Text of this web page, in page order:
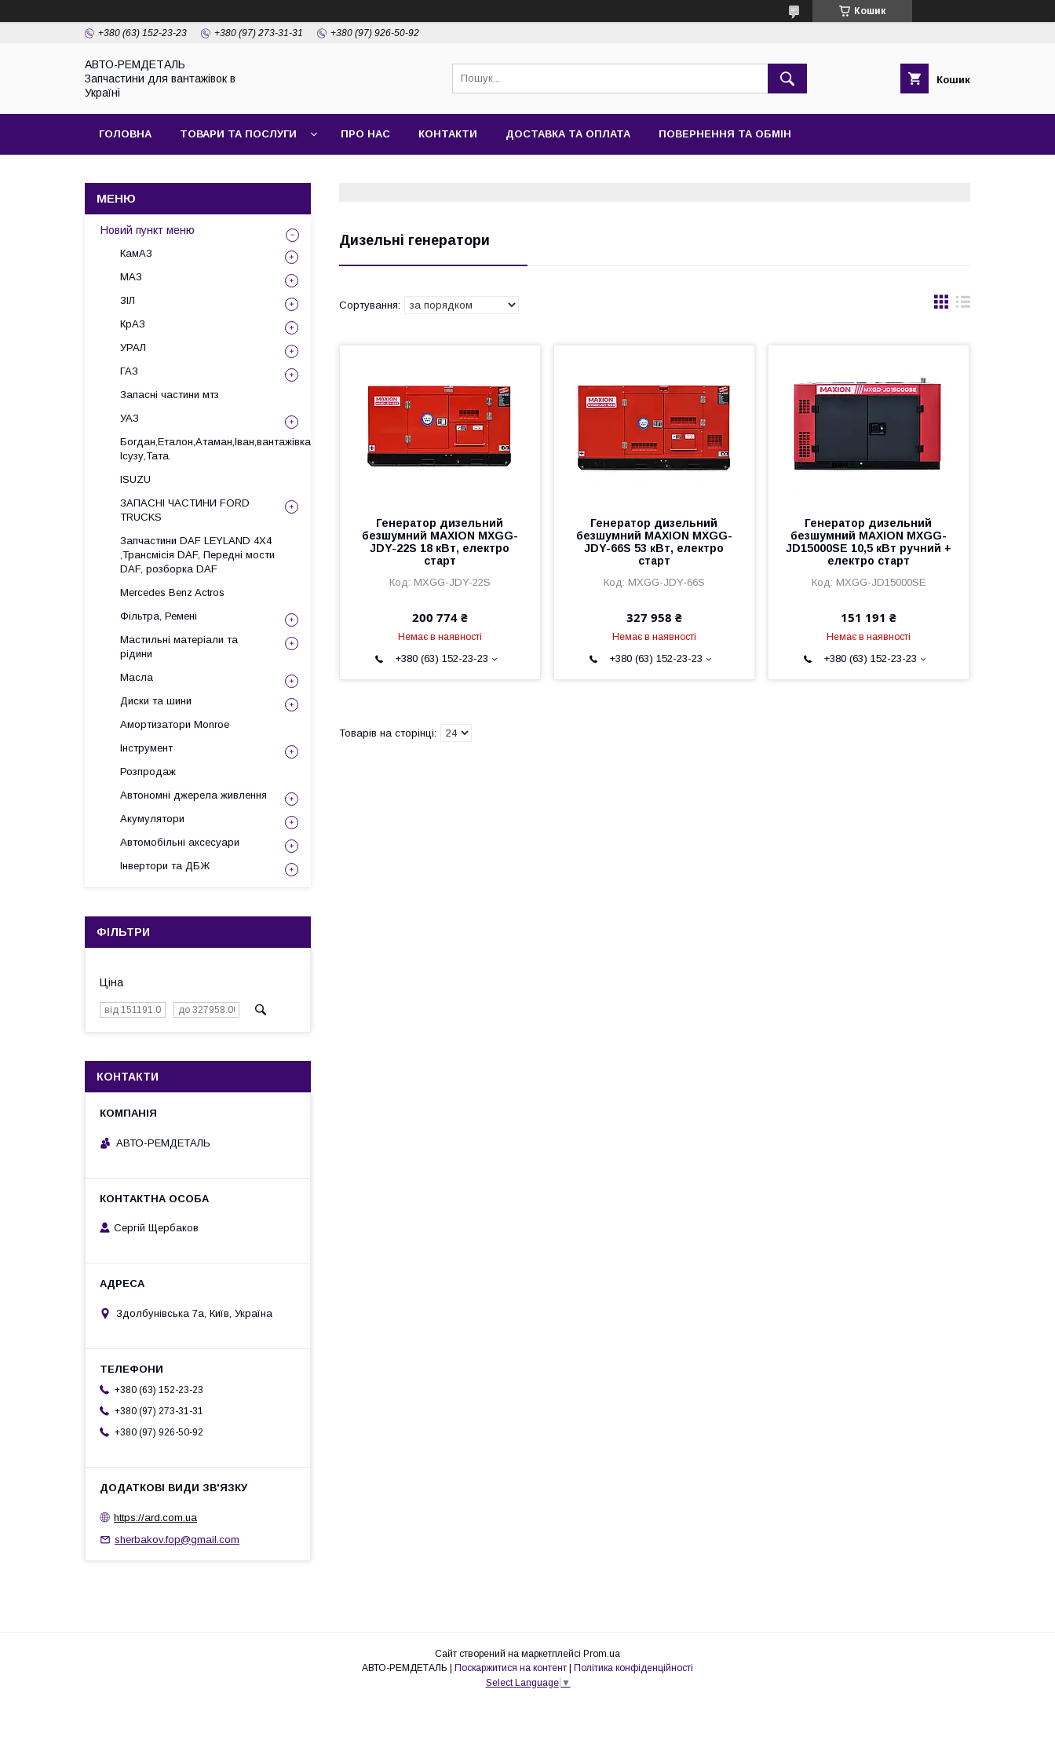
Кошик
+380 (63) 152-23-23 +380 (97) 273-31-31 +380 (97) 926-50-92
АВТО-РЕМДЕТАЛЬ
Запчастини для вантажівок в
Україні
Кошик
ГОЛОВНА ТОВАРИ ТА ПОСЛУГИ ПРО НАС КОНТАКТИ ДОСТАВКА ТА ОПЛАТА ПОВЕРНЕННЯ ТА ОБМІН
Дизельні генератори
Генератор дизельний
безшумний MAXION MXGG-
JDY-22S 18 кВт, електро
старт
MXGG-JDY-22S
200 774 ₴
Немає в наявності
+380 (63) 152-23-23
Генератор дизельний
безшумний MAXION MXGG-
JDY-66S 53 кВт, електро
старт
MXGG-JDY-66S
327 958 ₴
Немає в наявності
+380 (63) 152-23-23
Генератор дизельний
безшумний MAXION MXGG-
JD15000SE 10,5 кВт ручний +
електро старт
MXGG-JD15000SE
151 191 ₴
Немає в наявності
+380 (63) 152-23-23
Новий пункт меню
КамАЗ
МАЗ
ЗІЛ
КрАЗ
УРАЛ
ГАЗ
Запасні частини мтз
УАЗ
Богдан,Еталон,Атаман,Іван,вантажівка
Ісузу,Тата.
ISUZU
ЗАПАСНІ ЧАСТИНИ FORD
TRUCKS
Запчастини DAF LEYLAND 4X4
,Трансмісія DAF, Передні мости
DAF, розборка DAF
Mercedes Benz Actros
Фільтра, Ремені
Мастильні матеріали та
рідини
Масла
Диски та шини
Амортизатори Monroe
Інструмент
Розпродаж
Автономні джерела живлення
Акумулятори
Автомобільні аксесуари
Інвертори та ДБЖ
ФІЛЬТРИ
Ціна
КОНТАКТИ
АВТО-РЕМДЕТАЛЬ
Сергій Щербаков
Здолбунівська 7а, Київ, Україна
+380 (63) 152-23-23
+380 (97) 273-31-31
+380 (97) 926-50-92
https://ard.com.ua
sherbakov.fop@gmail.com
Сайт створений на маркетплейсі Prom.ua
АВТО-РЕМДЕТАЛЬ | Поскаржитися на контент | Політика конфіденційності
Select Language ▼